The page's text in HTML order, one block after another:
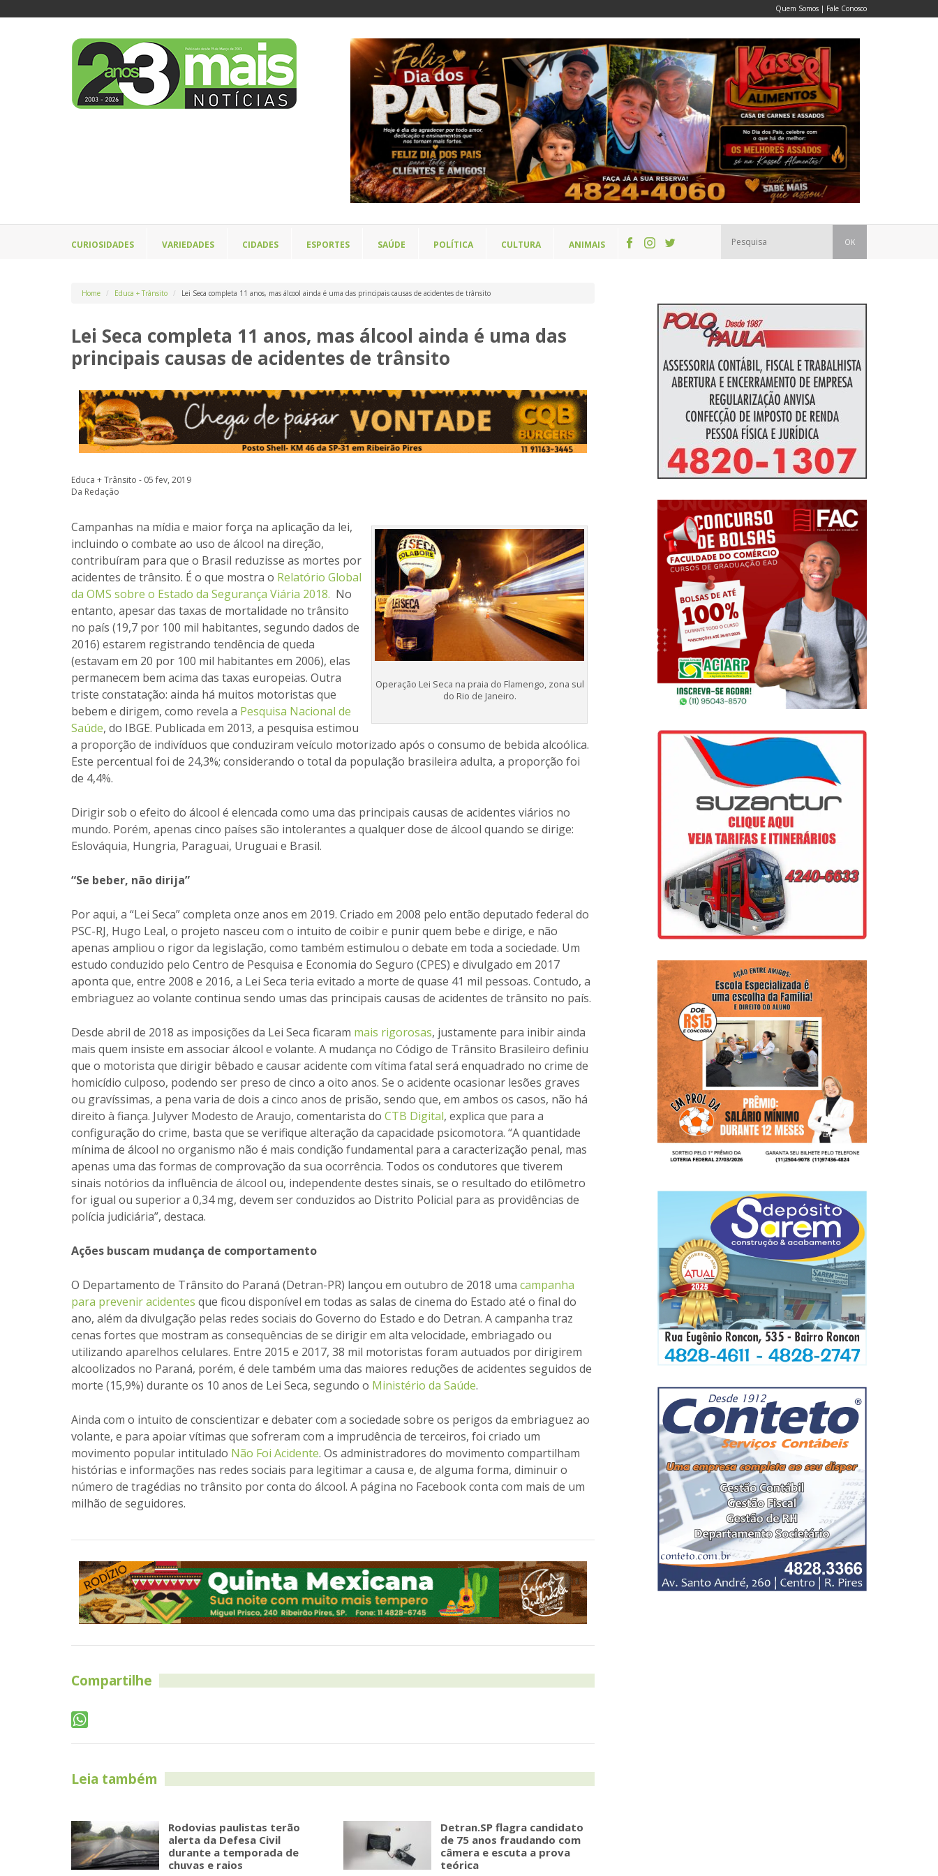
Quem Somos | Fale Conosco
CURIOSIDADES VARIEDADES CIDADES ESPORTES SAÚDE POLÍTICA CULTURA ANIMAIS OK
Home Educa + Trânsito Lei Seca completa 11 anos, mas álcool ainda é uma das principais causas de acidentes de trânsito
Lei Seca completa 11 anos, mas álcool ainda é uma das
principais causas de acidentes de trânsito
Educa + Trânsito - 05 fev, 2019
Da Redação
Operação Lei Seca na praia do Flamengo, zona sul
do Rio de Janeiro.
Campanhas na mídia e maior força na aplicação da lei,
incluindo o combate ao uso de álcool na direção,
contribuíram para que o Brasil reduzisse as mortes por
acidentes de trânsito. É o que mostra o Relatório Global
da OMS sobre o Estado da Segurança Viária 2018. No
entanto, apesar das taxas de mortalidade no trânsito
no país (19,7 por 100 mil habitantes, segundo dados de
2016) estarem registrando tendência de queda
(estavam em 20 por 100 mil habitantes em 2006), elas
permanecem bem acima das taxas europeias. Outra
triste constatação: ainda há muitos motoristas que
bebem e dirigem, como revela a Pesquisa Nacional de
Saúde, do IBGE. Publicada em 2013, a pesquisa estimou
a proporção de indivíduos que conduziram veículo motorizado após o consumo de bebida alcoólica.
Este percentual foi de 24,3%; considerando o total da população brasileira adulta, a proporção foi
de 4,4%.
Dirigir sob o efeito do álcool é elencada como uma das principais causas de acidentes viários no
mundo. Porém, apenas cinco países são intolerantes a qualquer dose de álcool quando se dirige:
Eslováquia, Hungria, Paraguai, Uruguai e Brasil.
“Se beber, não dirija”
Por aqui, a “Lei Seca” completa onze anos em 2019. Criado em 2008 pelo então deputado federal do
PSC-RJ, Hugo Leal, o projeto nasceu com o intuito de coibir e punir quem bebe e dirige, e não
apenas ampliou o rigor da legislação, como também estimulou o debate em toda a sociedade. Um
estudo conduzido pelo Centro de Pesquisa e Economia do Seguro (CPES) e divulgado em 2017
aponta que, entre 2008 e 2016, a Lei Seca teria evitado a morte de quase 41 mil pessoas. Contudo, a
embriaguez ao volante continua sendo umas das principais causas de acidentes de trânsito no país.
Desde abril de 2018 as imposições da Lei Seca ficaram mais rigorosas, justamente para inibir ainda
mais quem insiste em associar álcool e volante. A mudança no Código de Trânsito Brasileiro definiu
que o motorista que dirigir bêbado e causar acidente com vítima fatal será enquadrado no crime de
homicídio culposo, podendo ser preso de cinco a oito anos. Se o acidente ocasionar lesões graves
ou gravíssimas, a pena varia de dois a cinco anos de prisão, sendo que, em ambos os casos, não há
direito à fiança. Julyver Modesto de Araujo, comentarista do CTB Digital, explica que para a
configuração do crime, basta que se verifique alteração da capacidade psicomotora. “A quantidade
mínima de álcool no organismo não é mais condição fundamental para a caracterização penal, mas
apenas uma das formas de comprovação da sua ocorrência. Todos os condutores que tiverem
sinais notórios da influência de álcool ou, independente destes sinais, se o resultado do etilômetro
for igual ou superior a 0,34 mg, devem ser conduzidos ao Distrito Policial para as providências de
polícia judiciária”, destaca.
Ações buscam mudança de comportamento
O Departamento de Trânsito do Paraná (Detran-PR) lançou em outubro de 2018 uma campanha
para prevenir acidentes que ficou disponível em todas as salas de cinema do Estado até o final do
ano, além da divulgação pelas redes sociais do Governo do Estado e do Detran. A campanha traz
cenas fortes que mostram as consequências de se dirigir em alta velocidade, embriagado ou
utilizando aparelhos celulares. Entre 2015 e 2017, 38 mil motoristas foram autuados por dirigirem
alcoolizados no Paraná, porém, é dele também uma das maiores reduções de acidentes seguidos de
morte (15,9%) durante os 10 anos de Lei Seca, segundo o Ministério da Saúde.
Ainda com o intuito de conscientizar e debater com a sociedade sobre os perigos da embriaguez ao
volante, e para apoiar vítimas que sofreram com a imprudência de terceiros, foi criado um
movimento popular intitulado Não Foi Acidente. Os administradores do movimento compartilham
histórias e informações nas redes sociais para legitimar a causa e, de alguma forma, diminuir o
número de tragédias no trânsito por conta do álcool. A página no Facebook conta com mais de um
milhão de seguidores.
Compartilhe
Leia também
Rodovias paulistas terão
alerta da Defesa Civil
durante a temporada de
chuvas e raios
Detran.SP flagra candidato
de 75 anos fraudando com
câmera e escuta a prova
teórica